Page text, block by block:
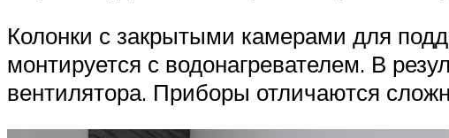
Колонки с закрытыми камерами для
монтируется с водонагревателем. В
вентилятора. Приборы отличаются